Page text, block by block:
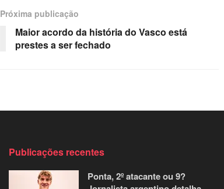
Próxima publicação
Maior acordo da história do Vasco está
prestes a ser fechado
Publicações recentes
Ponta, 2º atacante ou 9?